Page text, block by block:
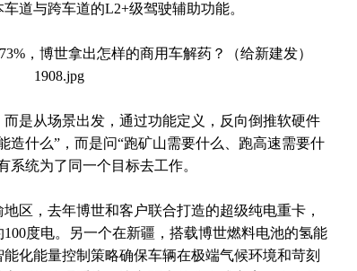
道与跨车道的L2+级驾驶辅助功能。
是从场景出发，通过功能定义，反向倒推软硬件
造什么”，而是问“跑矿山需要什么、跑高速需要什
系统为了同一个目标去工作。
区，去年博世和客户联合打造的超级纯电重卡，
度电。另一个在新疆，搭载博世燃料电池的氢能
化能量控制策略确保车辆在极端气候环境和苛刻